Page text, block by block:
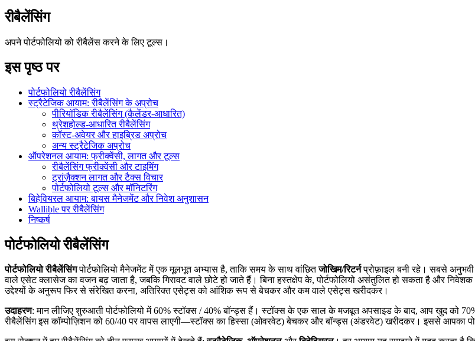
रीबैलेंसिंग
अपने पोर्टफोलियो को रीबैलेंस करने के लिए टूल्स।
इस पृष्ठ पर
पोर्टफोलियो रीबैलेंसिंग
स्ट्रैटेजिक आयाम: रीबैलेंसिंग के अप्रोच
पीरियॉडिक रीबैलेंसिंग (कैलेंडर-आधारित)
थ्रेशहोल्ड-आधारित रीबैलेंसिंग
कॉस्ट-अवेयर और हाइब्रिड अप्रोच
अन्य स्ट्रैटेजिक अप्रोच
ऑपरेशनल आयाम: फ्रीक्वेंसी, लागत और टूल्स
रीबैलेंसिंग फ्रीक्वेंसी और टाइमिंग
ट्रांज़ैक्शन लागत और टैक्स विचार
पोर्टफोलियो टूल्स और मॉनिटरिंग
बिहेवियरल आयाम: बायस मैनेजमेंट और निवेश अनुशासन
Wallible पर रीबैलेंसिंग
निष्कर्ष
पोर्टफोलियो रीबैलेंसिंग
पोर्टफोलियो रीबैलेंसिंगपोर्टफोलियो मैनेजमेंट में एक मूलभूत अभ्यास है, ताकि समय के साथ वांछितजोखिम/रिटर्नप्रोफ़ाइल बनी रहे। सबसे अनुभवी
वाले एसेट क्लासेज का वजन बढ़ जाता है, जबकि गिरावट वाले छोटे हो जाते हैं। बिना हस्तक्षेप के, पोर्टफोलियो असंतुलित हो सकता है और
उद्देश्यों के अनुरूप फिर से संरेखित करना, अतिरिक्त एसेट्स को आंशिक रूप से बेचकर और कम वाले एसेट्स खरीदकर।
उदाहरण: मान लीजिए शुरुआती पोर्टफोलियो में 60% स्टॉक्स / 40% बॉन्ड्स हैं। स्टॉक्स के एक साल के मजबूत अपसाइड के बाद, आप खुद को
रीबैलेंसिंग इस कॉम्पोज़िशन को 60/40 पर वापस लाएगी—स्टॉक्स का हिस्सा (ओवरवेट) बेचकर और बॉन्ड्स (अंडरवेट) खरीदकर। इससे आपका